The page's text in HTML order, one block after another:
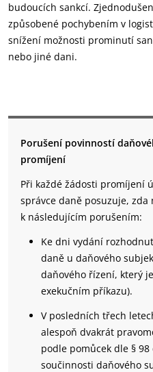
budoucích sankcí.
způsobené pochybením v
snížení možnosti prominutí
nebo jiné dani.
Porušení povinností
promíjení
Při každé žádosti promíjení
správce daně posuzuje,
k následujícím porušením:
Ke dni vydání
daně u daňového
daňového řízení, který
exekučním příkazu).
V posledních třech
alespoň dvakrát
podle pomůcek dle §
součinnosti daňového